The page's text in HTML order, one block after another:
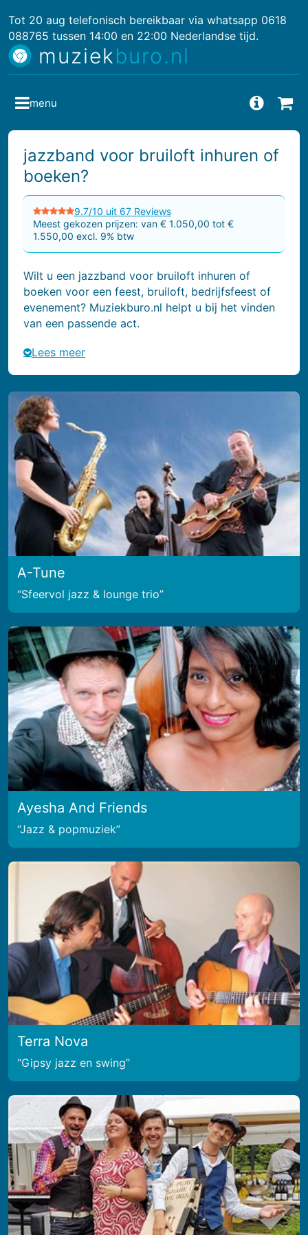
Tot 20 aug telefonisch bereikbaar via whatsapp 0618
088765 tussen 14:00 en 22:00 Nederlandse tijd.
muziekburo.nl
jazzband voor bruiloft inhuren of
boeken?
9.7/10 uit 67 Reviews
Meest gekozen prijzen: van € 1.050,00 tot €
1.550,00 excl. 9% btw
Wilt u een jazzband voor bruiloft inhuren of
boeken voor een feest, bruiloft, bedrijfsfeest of
evenement? Muziekburo.nl helpt u bij het vinden
van een passende act.
Lees meer
A-Tune
Sfeervol jazz & lounge trio
Ayesha And Friends
Jazz & popmuziek
Terra Nova
Gipsy jazz en swing
menu